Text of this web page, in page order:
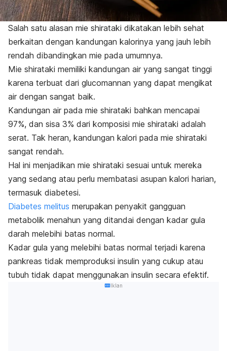
Salah satu alasan mie shirataki dikatakan lebih sehat
berkaitan dengan kandungan kalorinya yang jauh lebih
rendah dibandingkan mie pada umumnya.
Mie shirataki memiliki kandungan air yang sangat tinggi
karena terbuat dari glucomannan yang dapat mengikat
air dengan sangat baik.
Kandungan air pada mie shirataki bahkan mencapai
97%, dan sisa 3% dari komposisi mie shirataki adalah
serat. Tak heran, kandungan kalori pada mie shirataki
sangat rendah.
Hal ini menjadikan mie shirataki sesuai untuk mereka
yang sedang atau perlu membatasi asupan kalori harian,
termasuk diabetesi.
Diabetes melitus merupakan penyakit gangguan
metabolik menahun yang ditandai dengan kadar gula
darah melebihi batas normal.
Kadar gula yang melebihi batas normal terjadi karena
pankreas tidak memproduksi insulin yang cukup atau
tubuh tidak dapat menggunakan insulin secara efektif.
Iklan